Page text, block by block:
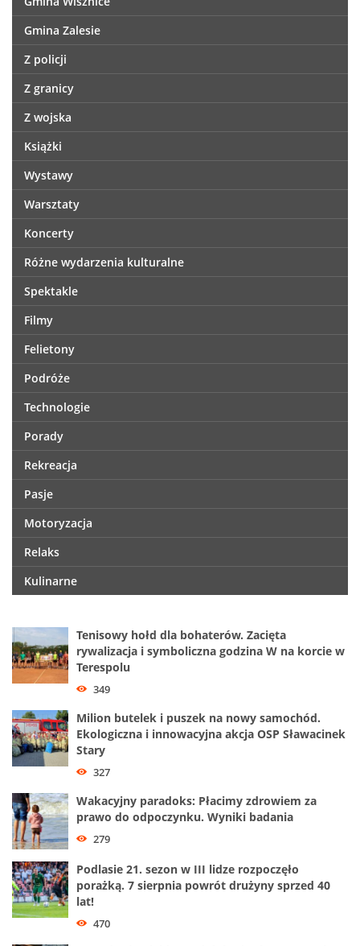
Gmina Zalesie
Z policji
Z granicy
Z wojska
Książki
Wystawy
Warsztaty
Koncerty
Różne wydarzenia kulturalne
Spektakle
Filmy
Felietony
Podróże
Technologie
Porady
Rekreacja
Pasje
Motoryzacja
Relaks
Kulinarne
Tenisowy hołd dla bohaterów. Zacięta
rywalizacja i symboliczna godzina W na korcie w
Terespolu
349
Milion butelek i puszek na nowy samochód.
Ekologiczna i innowacyjna akcja OSP Sławacinek
Stary
327
Wakacyjny paradoks: Płacimy zdrowiem za
prawo do odpoczynku. Wyniki badania
279
Podlasie 21. sezon w III lidze rozpoczęło
porażką. 7 sierpnia powrót drużyny sprzed 40
lat!
470